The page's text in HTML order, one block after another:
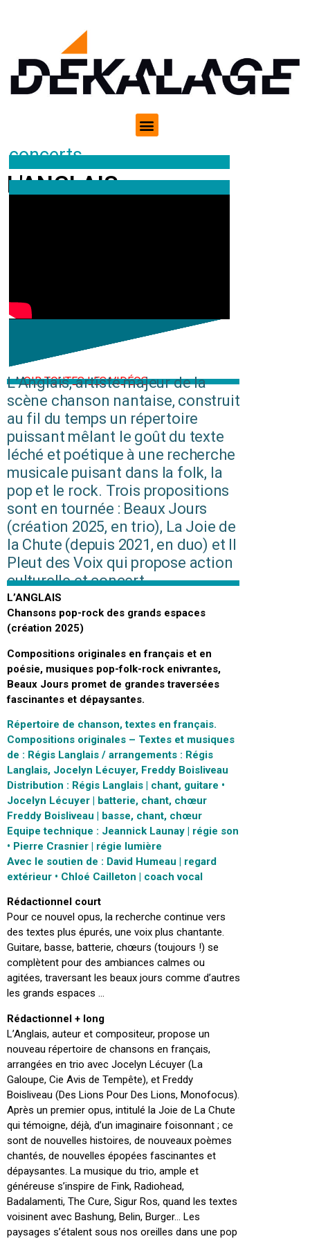
concerts
L'ANGLAIS
> VOIR TOUTES LES VIDÉOS
L’Anglais, artiste majeur de la
scène chanson nantaise, construit
au fil du temps un répertoire
puissant mêlant le goût du texte
léché et poétique à une recherche
musicale puisant dans la folk, la
pop et le rock. Trois propositions
sont en tournée : Beaux Jours
(création 2025, en trio), La Joie de
la Chute (depuis 2021, en duo) et Il
Pleut des Voix qui propose action
culturelle et concert.
BEAUX JOURS
L’ANGLAIS
Chansons pop-rock des grands espaces
(création 2025)
Compositions originales en français et en
poésie, musiques pop-folk-rock enivrantes,
Beaux Jours promet de grandes traversées
fascinantes et dépaysantes.
Répertoire de chanson, textes en français.
Compositions originales – Textes et musiques
de : Régis Langlais / arrangements : Régis
Langlais, Jocelyn Lécuyer, Freddy Boisliveau
Distribution : Régis Langlais | chant, guitare •
Jocelyn Lécuyer | batterie, chant, chœur
Freddy Boisliveau | basse, chant, chœur
Equipe technique : Jeannick Launay | régie son
• Pierre Crasnier | régie lumière
Avec le soutien de : David Humeau | regard
extérieur • Chloé Cailleton | coach vocal
Rédactionnel court
Pour ce nouvel opus, la recherche continue vers
des textes plus épurés, une voix plus chantante.
Guitare, basse, batterie, chœurs (toujours !) se
complètent pour des ambiances calmes ou
agitées, traversant les beaux jours comme d’autres
les grands espaces …
Rédactionnel + long
L’Anglais, auteur et compositeur, propose un
nouveau répertoire de chansons en français,
arrangées en trio avec Jocelyn Lécuyer (La
Galoupe, Cie Avis de Tempête), et Freddy
Boisliveau (Des Lions Pour Des Lions, Monofocus).
Après un premier opus, intitulé la Joie de La Chute
qui témoigne, déjà, d’un imaginaire foisonnant ; ce
sont de nouvelles histoires, de nouveaux poèmes
chantés, de nouvelles épopées fascinantes et
dépaysantes. La musique du trio, ample et
généreuse s’inspire de Fink, Radiohead,
Badalamenti, The Cure, Sigur Ros, quand les textes
voisinent avec Bashung, Belin, Burger… Les
paysages s’étalent sous nos oreilles dans une pop